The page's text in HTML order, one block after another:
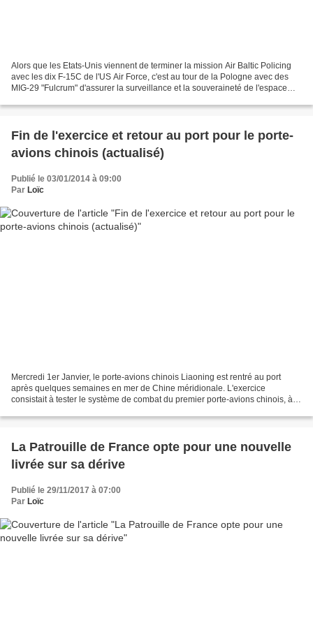
Alors que les Etats-Unis viennent de terminer la mission Air Baltic Policing
avec les dix F-15C de l'US Air Force, c'est au tour de la Pologne avec des
MIG-29 "Fulcrum" d'assurer la surveillance et la souveraineté de l'espace
Fin de l'exercice et retour au port pour le porte-
avions chinois (actualisé)
Publié le 03/01/2014 à 09:00
Par Loïc
Mercredi 1er Janvier, le porte-avions chinois Liaoning est rentré au port
après quelques semaines en mer de Chine méridionale. L'exercice
consistait à tester le système de combat du premier porte-avions chinois, à
La Patrouille de France opte pour une nouvelle
livrée sur sa dérive
Publié le 29/11/2017 à 07:00
Par Loïc